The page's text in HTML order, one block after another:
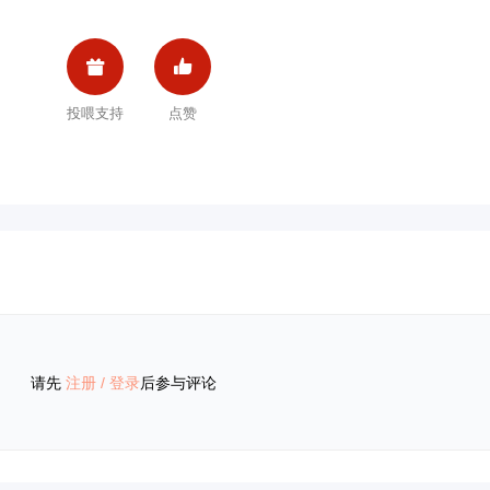

投喂支持

点赞
请先 注册 / 登录后参与评论